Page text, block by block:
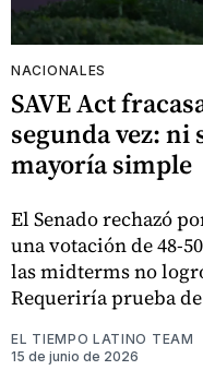
NACIONALES
SAVE Act
segunda vez:
mayoría simple
El Senado rechazó
una votación de 48-
las midterms no
Requeriría prueba
EL TIEMPO LATINO TEAM
15 de junio de 2026